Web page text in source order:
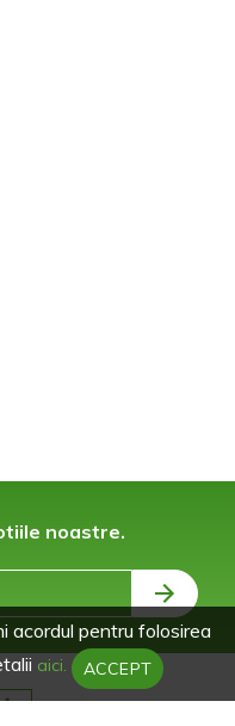
noastre.
acordul pentru folosirea
aici. ACCEPT